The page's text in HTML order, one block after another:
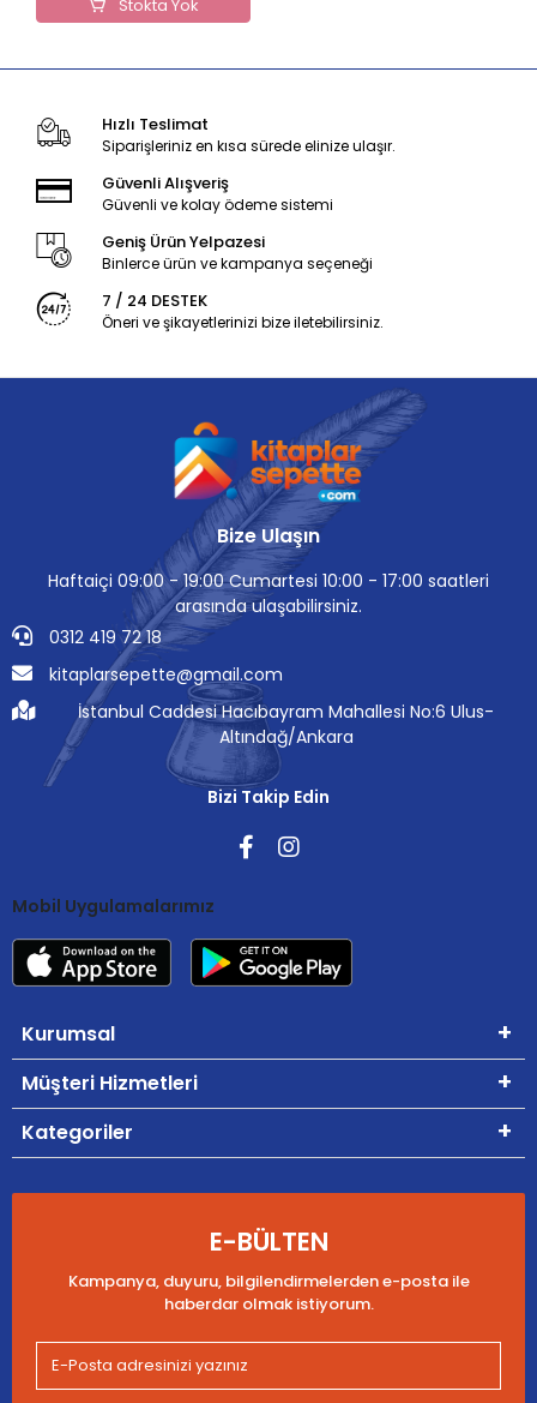
Stokta Yok
Hızlı Teslimat
Siparişleriniz en kısa sürede elinize ulaşır.
Güvenli Alışveriş
Güvenli ve kolay ödeme sistemi
Geniş Ürün Yelpazesi
Binlerce ürün ve kampanya seçeneği
7 / 24 DESTEK
Öneri ve şikayetlerinizi bize iletebilirsiniz.
Bize Ulaşın
Haftaiçi 09:00 - 19:00 Cumartesi 10:00 - 17:00 saatleri
arasında ulaşabilirsiniz.
0312 419 72 18
kitaplarsepette@gmail.com
İstanbul Caddesi Hacıbayram Mahallesi No:6 Ulus-
Altındağ/Ankara
Bizi Takip Edin
Mobil Uygulamalarımız
Kurumsal
Müşteri Hizmetleri
Kategoriler
E-BÜLTEN
Kampanya, duyuru, bilgilendirmelerden e-posta ile
haberdar olmak istiyorum.